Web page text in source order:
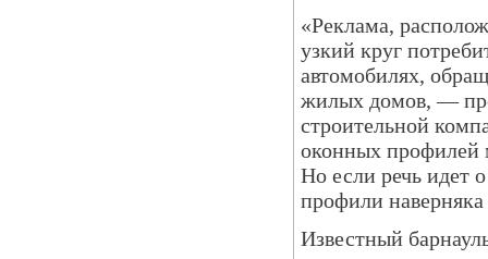
«Реклама,
узкий круг
автомобилях,
жилых домов, —
строительной
оконных профилей
Но если речь идет
профили
Известный